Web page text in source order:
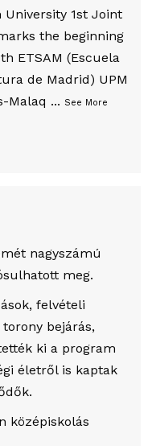
University 1st Joint
the beginning
ETSAM (Escuela
de Madrid) UPM
Malaq ... See More
nagyszámú
meg.
felvételi
bejárás,
ki a program
életről is kaptak
középiskolás